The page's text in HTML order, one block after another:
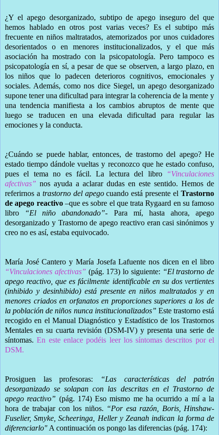
¿Y el apego desorganizado, subtipo de apego inseguro del que
hemos hablado en otros post varias veces? Es el subtipo más
frecuente en niños maltratados, atemorizados por unos cuidadores
desorientados o en menores institucionalizados, y el que más
asociación ha mostrado con la psicopatología. Pero tampoco es
psicopatología en sí, a pesar de que se observen, a largo plazo, en
los niños que lo padecen deterioros cognitivos, emocionales y
sociales. Además, como nos dice Siegel, un apego desorganizado
supone tener una dificultad para integrar la coherencia de la mente y
una tendencia manifiesta a los cambios abruptos de mente que
luego se traducen en una elevada dificultad para regular las
emociones y la conducta.
¿Cuándo se puede hablar, entonces, de trastorno del apego? He
estado tiempo dándole vueltas y reconozco que he estado confuso,
pues el tema no es fácil. La lectura del libro
“Vinculaciones
afectivas” nos ayuda a aclarar dudas en este sentido. Hemos de
referirnos a trastorno del apegocuando está presente elTrastorno
de apego reactivo–que es sobre el que trata Rygaard en su famoso
libro
“El niño abandonado”- Para mí, hasta ahora, apego
desorganizado y Trastorno de apego reactivo eran casi sinónimos y
creo no es así, estaba equivocado.
María José Cantero y María Josefa Lafuente nos dicen en el libro
“Vinculaciones afectivas” (pág. 173) lo siguiente: “El trastorno de
apego reactivo, que es fácilmente identificable en su dos vertientes
(inhibido y desinhibido) está presente en niños maltratados y en
menores criados en orfanatos en proporciones superiores a los de
la población de niños nunca institucionalizados” Este trastorno está
recogido en el Manual Diagnóstico y Estadístico de los Trastornos
Mentales en su cuarta revisión (DSM-IV) y presenta una serie de
síntomas.En este enlace podéis leer los síntomas descritos por el
DSM.
Prosiguen las profesoras:
“Las características del patrón
desorganizado se solapan con las descritas en el Trastorno de
apego reactivo” (pág. 174) Eso mismo me ha ocurrido a mí a la
hora de trabajar con los niños. “Por esa razón, Boris, Hinshaw-
Fuselier, Smyke, Scheeringa, Heller y Zeanah indican la forma de
diferenciarlo" A continuación os pongo las diferencias (pág. 174):